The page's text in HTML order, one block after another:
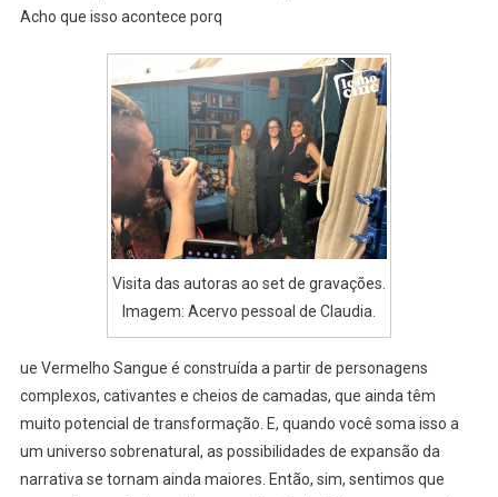
Acho que isso acontece porq
Visita das autoras ao set de gravações.
Imagem: Acervo pessoal de Claudia.
ue Vermelho Sangue é construída a partir de personagens
complexos, cativantes e cheios de camadas, que ainda têm
muito potencial de transformação. E, quando você soma isso a
um universo sobrenatural, as possibilidades de expansão da
narrativa se tornam ainda maiores. Então, sim, sentimos que